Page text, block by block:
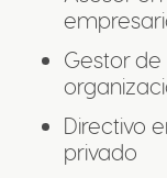
Gestor
Directivo
privado